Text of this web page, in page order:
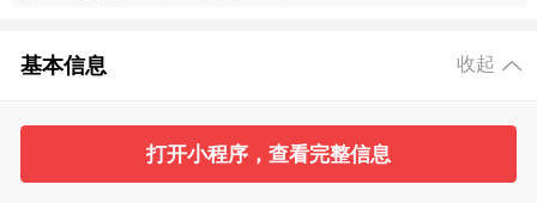
基本信息 收起
工商信息 股东信息 主要人员 对外投资
打开小程序，查看完整信息